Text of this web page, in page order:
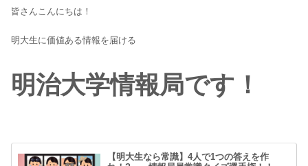
皆さんこんにちは！
明大生に価値ある情報を届ける
明治大学情報局です！
【明大生なら常識】4人で1つの答えを作